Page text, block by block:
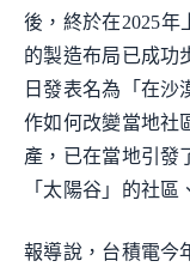
後，終於在2025年
的製造布局已成功
日發表名為「在沙
作如何改變當地社
產，已在當地引發
「太陽谷」的社區
報導說，台積電今